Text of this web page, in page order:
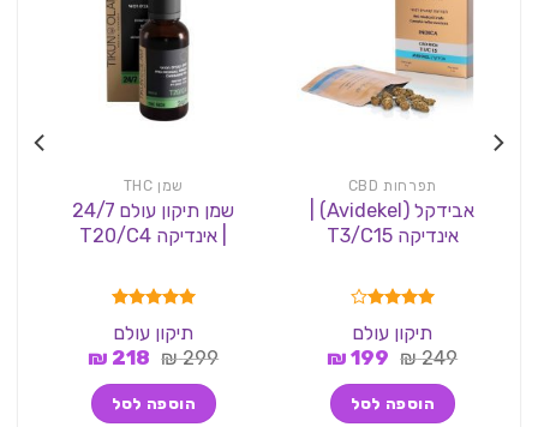
תפרחות CBD
אבידקל (Avidekel) |
אינדיקה T3/C15
מתוך 5
תיקון עולם
249
₪ המחיר
היה:
249 ₪.
199
₪המחיר
הוא:
199 ₪.
הוספה לסל
שמן THC
שמן תיקון עולם 24/7
| אינדיקה T20/C4
מתוך 5
תיקון עולם
299
₪ המחיר
היה:
299 ₪.
218
₪המחיר
הוא:
218 ₪.
הוספה לסל